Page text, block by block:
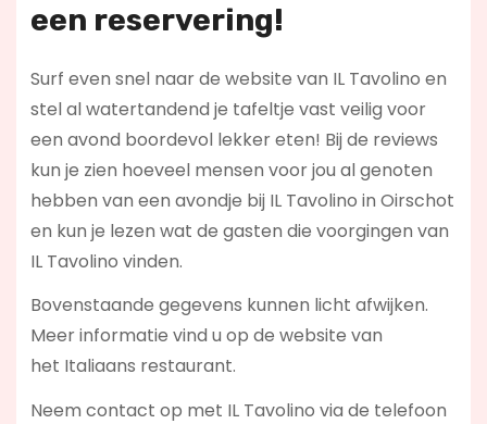
een reservering!
Surf even snel naar de website van IL Tavolino en
stel al watertandend je tafeltje vast veilig voor
een avond boordevol lekker eten! Bij de reviews
kun je zien hoeveel mensen voor jou al genoten
hebben van een avondje bij IL Tavolino in Oirschot
en kun je lezen wat de gasten die voorgingen van
IL Tavolino vinden.
Bovenstaande gegevens kunnen licht afwijken.
Meer informatie vind u op de website van
het Italiaans restaurant.
Neem contact op met IL Tavolino via de telefoon